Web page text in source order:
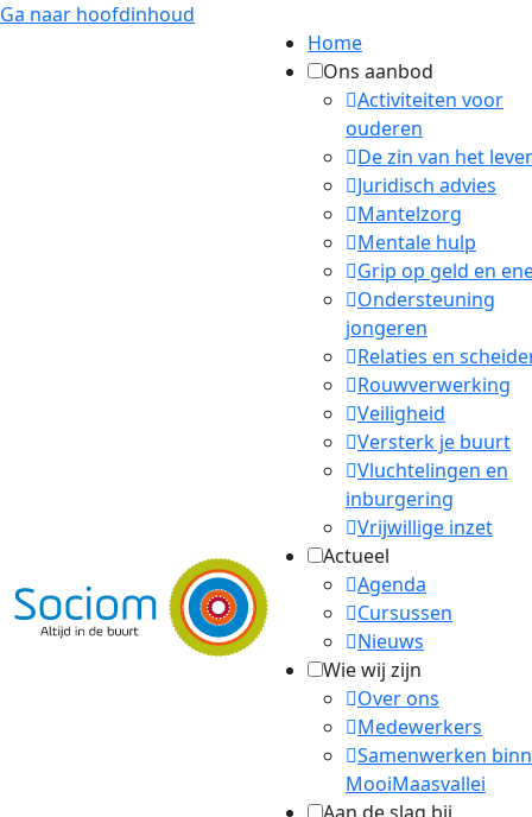
Ga naar hoofdinhoud
Home
Ons aanbod
Activiteiten voor
ouderen
De zin van het
Juridisch advies
Mantelzorg
Mentale hulp
Grip op geld en
Ondersteuning
jongeren
Relaties en
Rouwverwerking
Veiligheid
Versterk je buurt
Vluchtelingen en
inburgering
Vrijwillige inzet
Actueel
Agenda
Cursussen
Nieuws
Wie wij zijn
Over ons
Medewerkers
Samenwerken
MooiMaasvallei